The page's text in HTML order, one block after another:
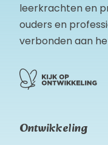
leerkrachten en
ouders en
verbonden aan
Ontwikkeling